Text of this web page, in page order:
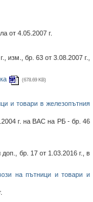
от 4.05.2007 г.
изм., бр. 63 от 3.08.2007 г.,
(678.69 KB)
и товари в железопътния
г. на ВАС на РБ - бр. 46
бр. 17 от 1.03.2016 г., в
на пътници и товари и